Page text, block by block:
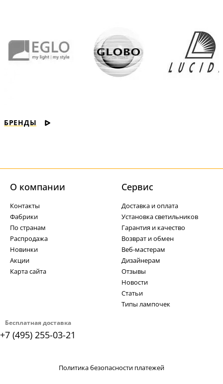
БРЕНДЫ
Бесплатная доставка
+7 (495) 255-03-21
О компании
Контакты
Фабрики
По странам
Распродажа
Новинки
Акции
Карта сайта
Cервис
Доставка и оплата
Установка светильников
Гарантия и качество
Возврат и обмен
Веб-мастерам
Дизайнерам
Отзывы
Новости
Статьи
Типы лампочек
Политика безопасности платежей